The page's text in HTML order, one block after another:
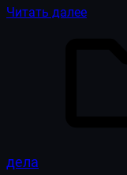
Читать далее
дела